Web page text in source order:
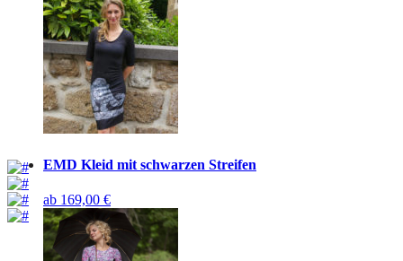
EMD Kleid mit schwarzen Streifen
ab 169,00 €